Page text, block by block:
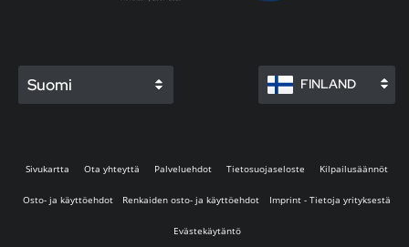
Suomi FINLAND
Sivukartta Ota yhteyttä Palveluehdot Tietosuojaseloste Kilpailusäännöt
Osto- ja käyttöehdot Renkaiden osto- ja käyttöehdot Imprint - Tietoja yrityksestä
Evästekäytäntö